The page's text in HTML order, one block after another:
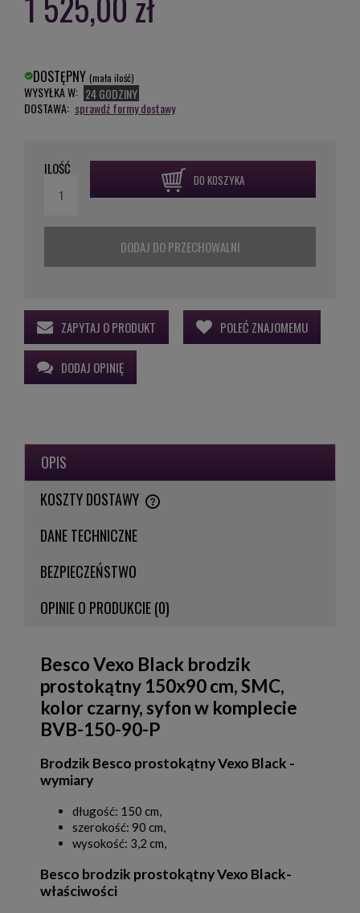
DOSTĘPNY (mała ilość)
WYSYŁKA W: 24 GODZINY
DOSTAWA: sprawdź formy dostawy
ILOŚĆ
DO KOSZYKA
DODAJ DO PRZECHOWALNI
ZAPYTAJ O PRODUKT POLEĆ ZNAJOMEMU
DODAJ OPINIĘ
OPIS
KOSZTY DOSTAWY
CENA NIE ZAWIERA EWENTUALNYCH KOSZTÓW PŁATNOŚCI
DANE TECHNICZNE
BEZPIECZEŃSTWO
OPINIE O PRODUKCIE (0)
Besco Vexo Black brodzik
prostokątny 150x90 cm, SMC,
kolor czarny, syfon w komplecie
BVB-150-90-P
Brodzik Besco prostokątny Vexo Black -
wymiary
długość: 150 cm,
szerokość: 90 cm,
wysokość: 3,2 cm,
Besco brodzik prostokątny Vexo Black-
właściwości